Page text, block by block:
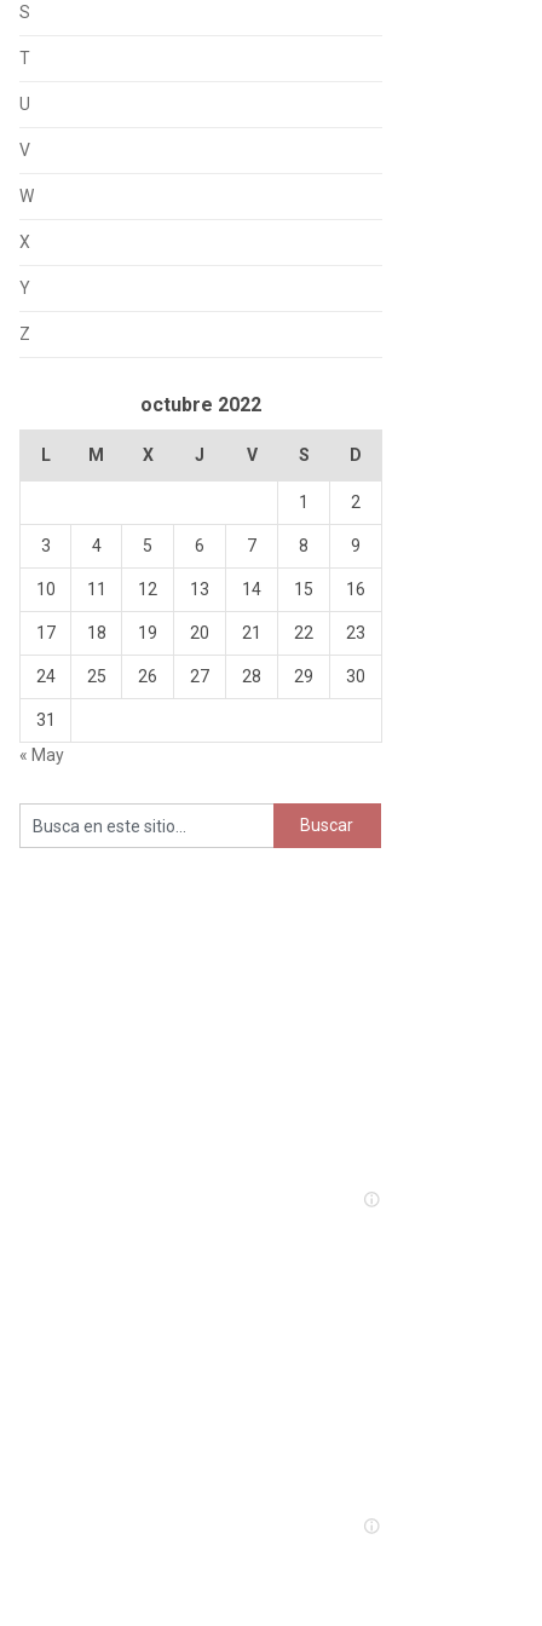
S
T
U
V
W
X
Y
Z
octubre 2022
L M X J V S D
1 2
3 4 5 6 7 8 9
10 11 12 13 14 15 16
17 18 19 20 21 22 23
24 25 26 27 28 29 30
31
« May